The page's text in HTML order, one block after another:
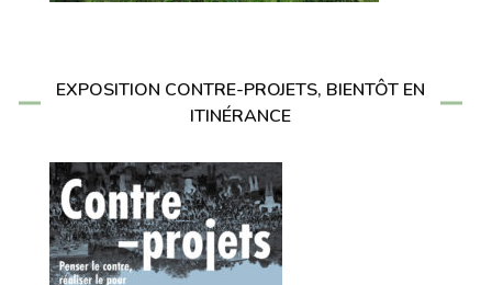
EXPOSITION CONTRE-PROJETS, BIENTÔT EN
ITINÉRANCE